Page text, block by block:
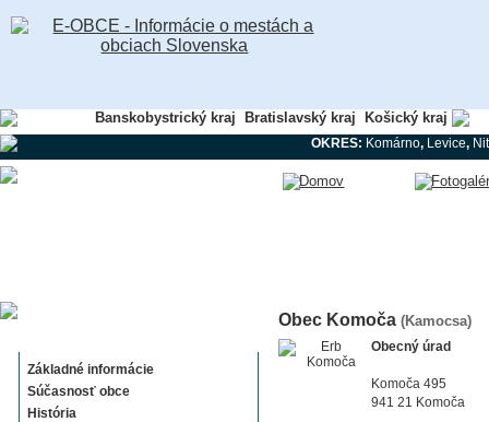
Banskobystrický kraj Bratislavský kraj Košický kraj
OKRES: Komárno, Levice,
Základné informácie
Súčasnosť obce
História
Obec Komoča (Kamocsa)
Obecný úrad
Komoča 495
941 21 Komoča